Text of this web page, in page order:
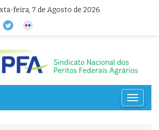
feira, 7 de Agosto de 2026
Toggle